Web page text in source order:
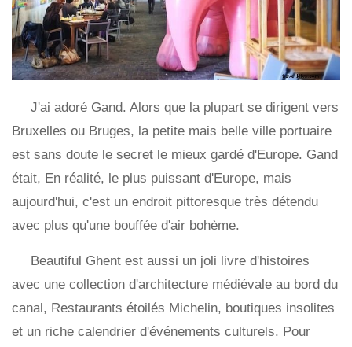
J'ai adoré Gand. Alors que la plupart se dirigent vers
Bruxelles ou Bruges, la petite mais belle ville portuaire
est sans doute le secret le mieux gardé d'Europe. Gand
était, En réalité, le plus puissant d'Europe, mais
aujourd'hui, c'est un endroit pittoresque très détendu
avec plus qu'une bouffée d'air bohème.
Beautiful Ghent est aussi un joli livre d'histoires
avec une collection d'architecture médiévale au bord du
canal, Restaurants étoilés Michelin, boutiques insolites
et un riche calendrier d'événements culturels. Pour